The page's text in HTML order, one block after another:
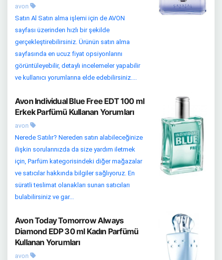
avon
Satın Al Satın alma işlemi için de AVON
sayfası üzerinden hızlı bir şekilde
gerçekleştirebilirsiniz. Ürünün satın alma
sayfasında en ucuz fiyat opsiyonlarını
görüntüleyebilir, detaylı incelemeler yapabilir
ve kullanıcı yorumlarına elde edebilirsiniz....
Avon Individual Blue Free EDT 100 ml
Erkek Parfümü Kullanan Yorumları
avon
Nerede Satılır? Nereden satın alabileceğinize
ilişkin sorularınızda da size yardım iletmek
için, Parfüm kategorisindeki diğer mağazalar
ve satıcılar hakkında bilgiler sağlıyoruz. En
süratli teslimat olanakları sunan satıcıları
bulabilirsiniz ve gar...
Avon Today Tomorrow Always
Diamond EDP 30 ml Kadın Parfümü
Kullanan Yorumları
avon